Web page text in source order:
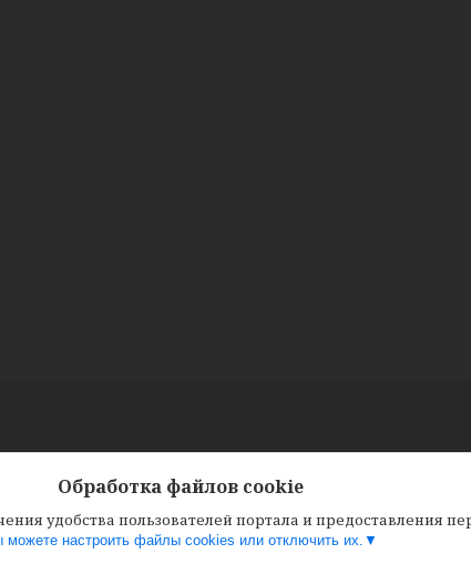
Обработка файлов cookie
удобства пользователей портала и предоставления
можете настроить файлы cookies или отключить их.